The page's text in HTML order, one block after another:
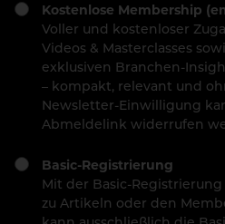
Kostenlose Membership
Voller und kostenloser
Videos & Masterclasses
exklusiven Branchen-
– kompakt, relevant und
Newsletter-Einwilligung
Abmeldelink widerrufen
Basic-Registrierung
Mit der Basic-Registrierung
zu Artikeln oder den